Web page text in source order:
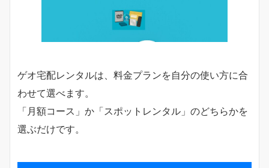
ゲオ宅配レンタルは、料金プランを自分の使い方に合
わせて選べます。
「月額コース」か「スポットレンタル」のどちらかを
選ぶだけです。